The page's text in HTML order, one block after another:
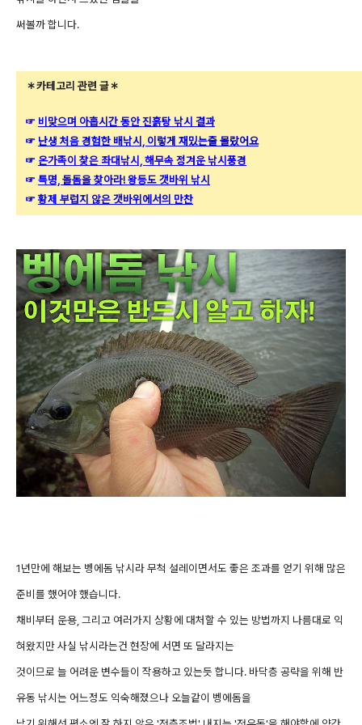
써볼까 합니다.
＊카테고리 관련 글＊
☞ 비맞으며 아홉시간 동안 진흙탕 낚시 결과
☞ 난생 처음 경험한 배낚시, 이렇게 재밌는줄 몰랐어요
☞ 온가족이 찾은 좌대낚시, 해무속 정겨운 낚시풍경
☞특명, 돌돔을 찾아라! 왕등도 갯바위 낚시
☞황제 부럽지 않은 갯바위에서의 만찬
1년만에 해보는 벵에돔 낚시라 무척 설레이면서도 좋은 조과를 얻기 위해 많은
준비를 했어야 했습니다.
채비부터 운용, 그리고 여러가지 상황에 대처할 수 있는 방법까지 나름대로 익
혀왔지만 사실 낚시라는건 현장에 서면 또 달라지는
것이므로 늘 어려운 변수들이 작용하고 있는듯 합니다. 바닥층 공략을 위해 반
유동 낚시는 어느정도 익숙해졌으나 오늘같이 벵에돔을